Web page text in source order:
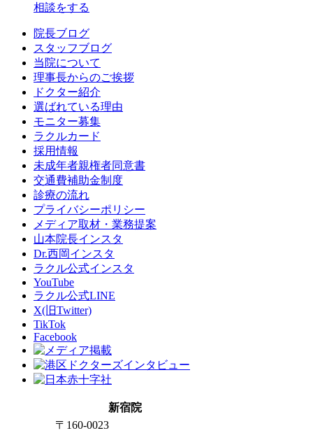
相談をする
院長ブログ
スタッフブログ
当院について
理事長からのご挨拶
ドクター紹介
選ばれている理由
モニター募集
ラクルカード
採用情報
未成年者親権者同意書
交通費補助金制度
診療の流れ
プライバシーポリシー
メディア取材・業務提案
山本院長インスタ
Dr.西岡インスタ
ラクル公式インスタ
YouTube
ラクル公式LINE
X(旧Twitter)
TikTok
Facebook
新宿院
〒160-0023